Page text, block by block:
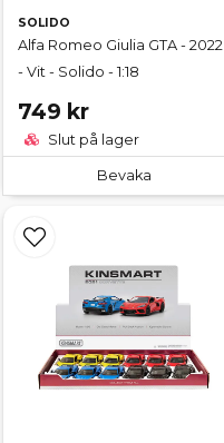
SOLIDO
Alfa Romeo Giulia GTA - 2022
- Vit - Solido - 1:18
749 kr
Slut på lager
Bevaka